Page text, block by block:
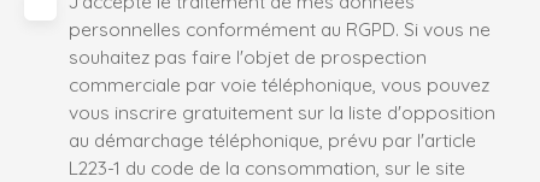
personnelles conformément au RGPD. Si vous ne
souhaitez pas faire l'objet de prospection
commerciale par voie téléphonique, vous pouvez
vous inscrire gratuitement sur la liste d'opposition
au démarchage téléphonique, prévu par l'article
L223-1 du code de la consommation, sur le site